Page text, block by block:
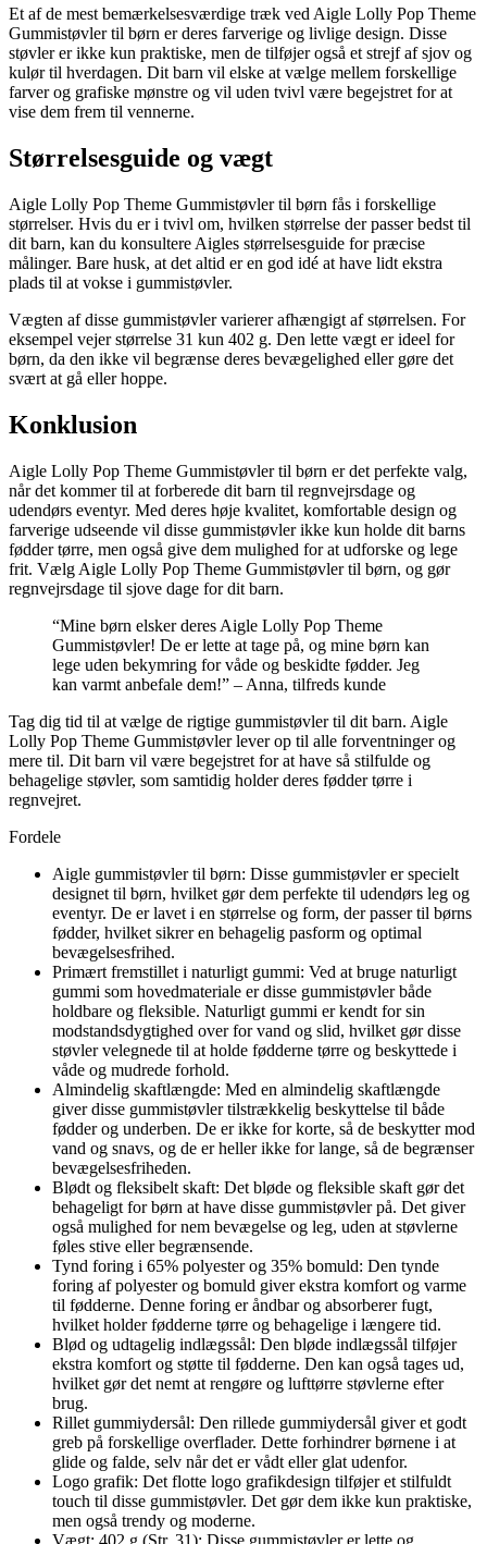
Et af de mest bemærkelsesværdige træk ved Aigle Lolly Pop Theme
Gummistøvler til børn er deres farverige og livlige design. Disse
støvler er ikke kun praktiske, men de tilføjer også et strejf af sjov og
kulør til hverdagen. Dit barn vil elske at vælge mellem forskellige
farver og grafiske mønstre og vil uden tvivl være begejstret for at
vise dem frem til vennerne.
Størrelsesguide og vægt
Aigle Lolly Pop Theme Gummistøvler til børn fås i forskellige
størrelser. Hvis du er i tvivl om, hvilken størrelse der passer bedst til
dit barn, kan du konsultere Aigles størrelsesguide for præcise
målinger. Bare husk, at det altid er en god idé at have lidt ekstra
plads til at vokse i gummistøvler.
Vægten af disse gummistøvler varierer afhængigt af størrelsen. For
eksempel vejer størrelse 31 kun 402 g. Den lette vægt er ideel for
børn, da den ikke vil begrænse deres bevægelighed eller gøre det
svært at gå eller hoppe.
Konklusion
Aigle Lolly Pop Theme Gummistøvler til børn er det perfekte valg,
når det kommer til at forberede dit barn til regnvejrsdage og
udendørs eventyr. Med deres høje kvalitet, komfortable design og
farverige udseende vil disse gummistøvler ikke kun holde dit barns
fødder tørre, men også give dem mulighed for at udforske og lege
frit. Vælg Aigle Lolly Pop Theme Gummistøvler til børn, og gør
regnvejrsdage til sjove dage for dit barn.
“Mine børn elsker deres Aigle Lolly Pop Theme
Gummistøvler! De er lette at tage på, og mine børn kan
lege uden bekymring for våde og beskidte fødder. Jeg
kan varmt anbefale dem!” – Anna, tilfreds kunde
Tag dig tid til at vælge de rigtige gummistøvler til dit barn. Aigle
Lolly Pop Theme Gummistøvler lever op til alle forventninger og
mere til. Dit barn vil være begejstret for at have så stilfulde og
behagelige støvler, som samtidig holder deres fødder tørre i
regnvejret.
Fordele
Aigle gummistøvler til børn: Disse gummistøvler er specielt
designet til børn, hvilket gør dem perfekte til udendørs leg og
eventyr. De er lavet i en størrelse og form, der passer til børns
fødder, hvilket sikrer en behagelig pasform og optimal
bevægelsesfrihed.
Primært fremstillet i naturligt gummi: Ved at bruge naturligt
gummi som hovedmateriale er disse gummistøvler både
holdbare og fleksible. Naturligt gummi er kendt for sin
modstandsdygtighed over for vand og slid, hvilket gør disse
støvler velegnede til at holde fødderne tørre og beskyttede i
våde og mudrede forhold.
Almindelig skaftlængde: Med en almindelig skaftlængde
giver disse gummistøvler tilstrækkelig beskyttelse til både
fødder og underben. De er ikke for korte, så de beskytter mod
vand og snavs, og de er heller ikke for lange, så de begrænser
bevægelsesfriheden.
Blødt og fleksibelt skaft: Det bløde og fleksible skaft gør det
behageligt for børn at have disse gummistøvler på. Det giver
også mulighed for nem bevægelse og leg, uden at støvlerne
føles stive eller begrænsende.
Tynd foring i 65% polyester og 35% bomuld: Den tynde
foring af polyester og bomuld giver ekstra komfort og varme
til fødderne. Denne foring er åndbar og absorberer fugt,
hvilket holder fødderne tørre og behagelige i længere tid.
Blød og udtagelig indlægssål: Den bløde indlægssål tilføjer
ekstra komfort og støtte til fødderne. Den kan også tages ud,
hvilket gør det nemt at rengøre og lufttørre støvlerne efter
brug.
Rillet gummiydersål: Den rillede gummiydersål giver et godt
greb på forskellige overflader. Dette forhindrer børnene i at
glide og falde, selv når det er vådt eller glat udenfor.
Logo grafik: Det flotte logo grafikdesign tilføjer et stilfuldt
touch til disse gummistøvler. Det gør dem ikke kun praktiske,
men også trendy og moderne.
Vægt: 402 g (Str. 31): Disse gummistøvler er lette og